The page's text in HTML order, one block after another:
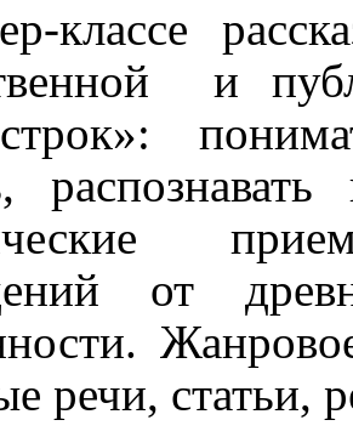
классе
и
от
речи, статьи,